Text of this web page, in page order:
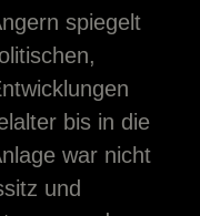
spiegelt
bis in die
war nicht
und